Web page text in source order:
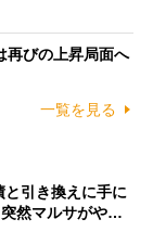
再びの上昇局面へ
一覧を見る
と引き換えに手に
突然マルサがや…